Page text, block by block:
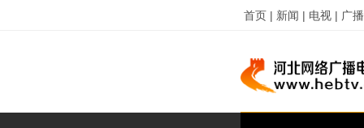
首页 | 新闻 | 电视 | 广